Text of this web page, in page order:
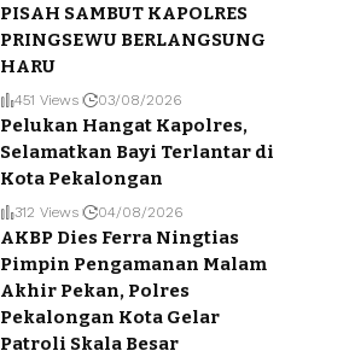
PISAH SAMBUT KAPOLRES
PRINGSEWU BERLANGSUNG
HARU
451 Views 03/08/2026
Pelukan Hangat Kapolres,
Selamatkan Bayi Terlantar di
Kota Pekalongan
312 Views 04/08/2026
AKBP Dies Ferra Ningtias
Pimpin Pengamanan Malam
Akhir Pekan, Polres
Pekalongan Kota Gelar
Patroli Skala Besar